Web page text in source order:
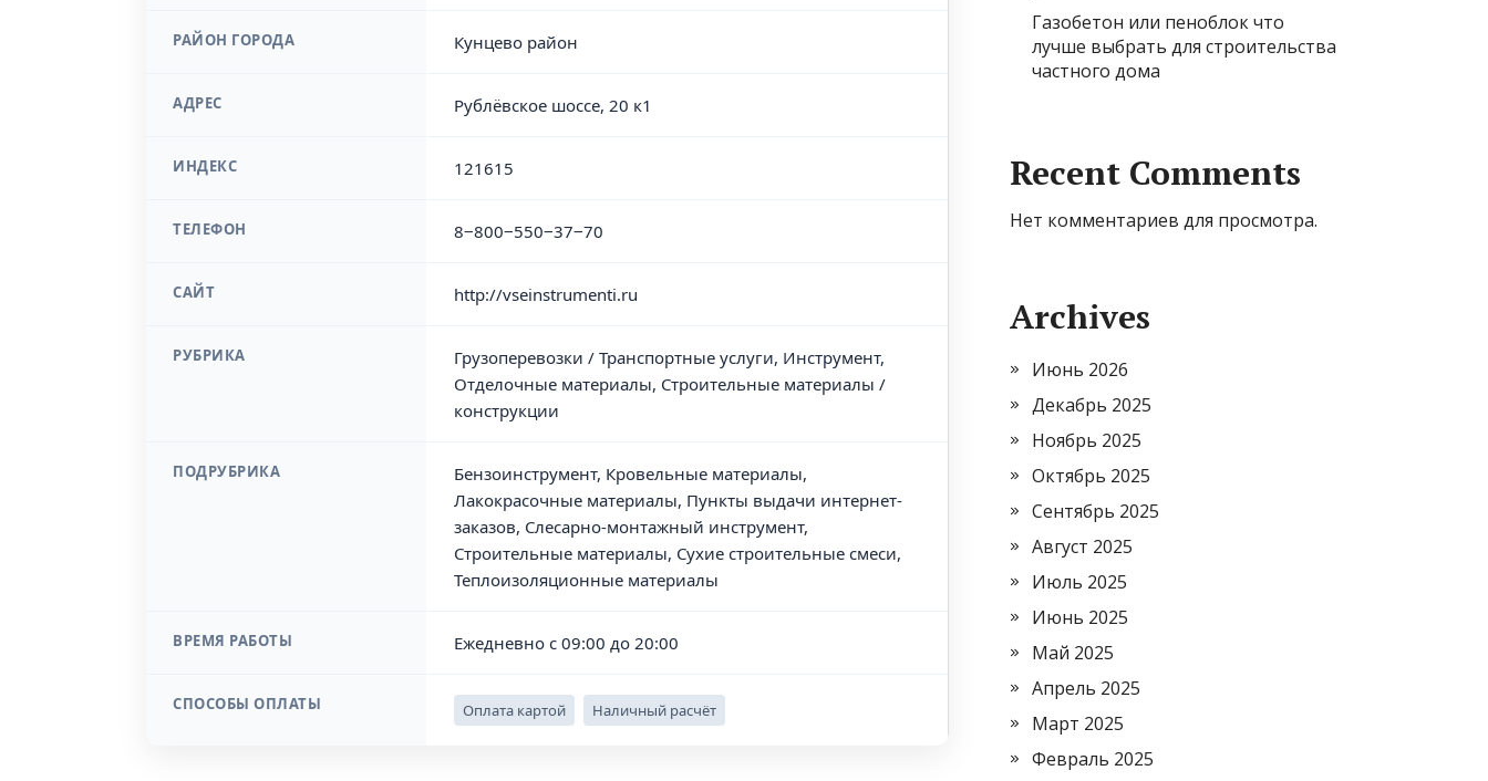
РАЙОН ГОРОДА Кунцево район
АДРЕС Рублёвское шоссе, 20 к1
ИНДЕКС 121615
ТЕЛЕФОН 8‒800‒550‒37‒70
САЙТ http://vseinstrumenti.ru
РУБРИКА
Грузоперевозки / Транспортные услуги, Инструмент,
Отделочные материалы, Строительные материалы /
конструкции
ПОДРУБРИКА
Бензоинструмент, Кровельные материалы,
Лакокрасочные материалы, Пункты выдачи интернет-
заказов, Слесарно-монтажный инструмент,
Строительные материалы, Сухие строительные смеси,
Теплоизоляционные материалы
ВРЕМЯ РАБОТЫ Ежедневно с 09:00 до 20:00
СПОСОБЫ ОПЛАТЫ Оплата картой Наличный расчёт
Газобетон или пеноблок что
лучше выбрать для строительства
частного дома
Recent Comments
Нет комментариев для просмотра.
Archives
Июнь 2026
Декабрь 2025
Ноябрь 2025
Октябрь 2025
Сентябрь 2025
Август 2025
Июль 2025
Июнь 2025
Май 2025
Апрель 2025
Март 2025
Февраль 2025